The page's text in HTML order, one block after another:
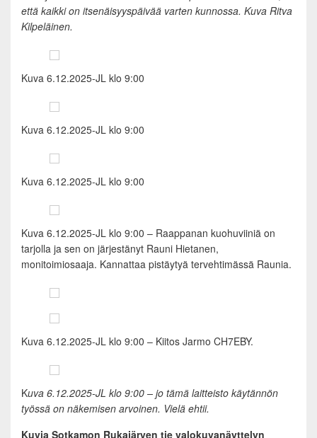
että kaikki on itsenäisyyspäivää varten kunnossa. Kuva Ritva
Kilpeläinen.
Kuva 6.12.2025-JL klo 9:00
Kuva 6.12.2025-JL klo 9:00
Kuva 6.12.2025-JL klo 9:00
Kuva 6.12.2025-JL klo 9:00 – Raappanan kuohuviiniä on
tarjolla ja sen on järjestänyt Rauni Hietanen,
monitoimiosaaja. Kannattaa pistäytyä tervehtimässä Raunia.
Kuva 6.12.2025-JL klo 9:00 – Kiitos Jarmo CH7EBY.
Kuva 6.12.2025-JL klo 9:00 – jo tämä laitteisto käytännön
työssä on näkemisen arvoinen. Vielä ehtii.
Kuvia Sotkamon Rukajärven tie valokuvanäyttelyn